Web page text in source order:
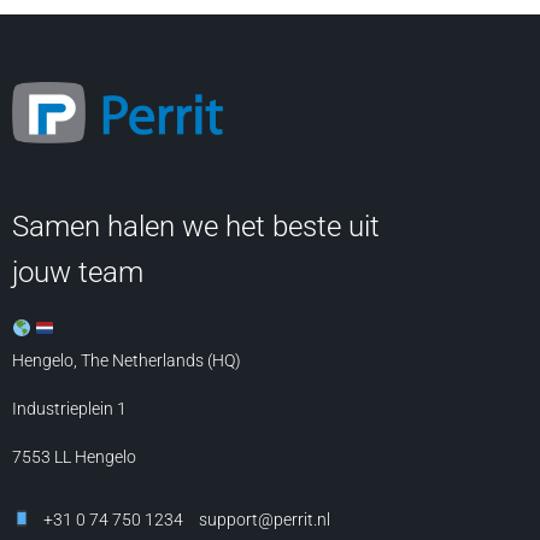
Samen halen we het beste uit
jouw team
Hengelo, The Netherlands (HQ)
Industrieplein 1
7553 LL Hengelo
+31 0 74 750 1234 support@perrit.nl